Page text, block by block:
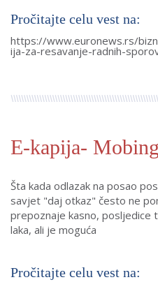
Pročitajte celu vest na:
https://www.euronews.rs/
ija-za-resavanje-radnih-
E-kapija- Mobing
Šta kada odlazak na posao
savjet "daj otkaz" često ne
prepoznaje kasno, posljedice
laka, ali je moguća
Pročitajte celu vest na: